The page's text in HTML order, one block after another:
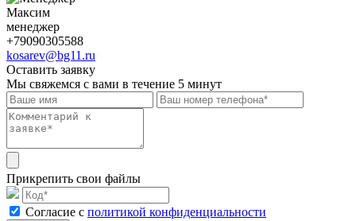
Максим
менеджер
+79090305588
kosarev@bg11.ru
Оставить заявку
Мы свяжемся с вами в течение 5 минут
Прикрепить свои файлы
Cогласие с политикой конфиденциальности